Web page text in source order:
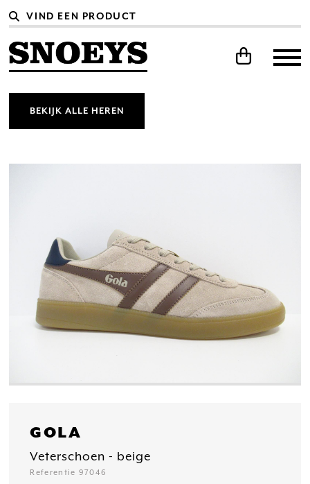
BEKIJK ALLE HEREN
GOLA
Veterschoen - beige
Referentie 97046